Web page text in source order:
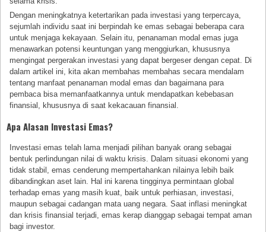
Dengan meningkatnya ketertarikan pada investasi yang terpercaya,
sejumlah individu saat ini berpindah ke emas sebagai beberapa cara
untuk menjaga kekayaan. Selain itu, penanaman modal emas juga
menawarkan potensi keuntungan yang menggiurkan, khususnya
mengingat pergerakan investasi yang dapat bergeser dengan cepat. Di
dalam artikel ini, kita akan membahas membahas secara mendalam
tentang manfaat penanaman modal emas dan bagaimana para
pembaca bisa memanfaatkannya untuk mendapatkan kebebasan
finansial, khususnya di saat kekacauan finansial.
Apa Alasan Investasi Emas?
Investasi emas telah lama menjadi pilihan banyak orang sebagai
bentuk perlindungan nilai di waktu krisis. Dalam situasi ekonomi yang
tidak stabil, emas cenderung mempertahankan nilainya lebih baik
dibandingkan aset lain. Hal ini karena tingginya permintaan global
terhadap emas yang masih kuat, baik untuk perhiasan, investasi,
maupun sebagai cadangan mata uang negara. Saat inflasi meningkat
dan krisis finansial terjadi, emas kerap dianggap sebagai tempat aman
bagi investor.